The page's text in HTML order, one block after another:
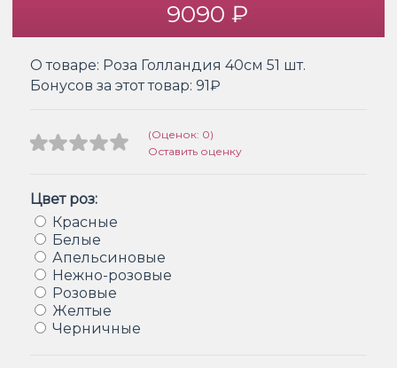
9090 ₽
О товаре: Роза Голландия 40см 51 шт.
Бонусов за этот товар: 91₽
(Оценок: 0)
Оставить оценку
Цвет роз:
Красные
Белые
Апельсиновые
Нежно-розовые
Розовые
Желтые
Черничные